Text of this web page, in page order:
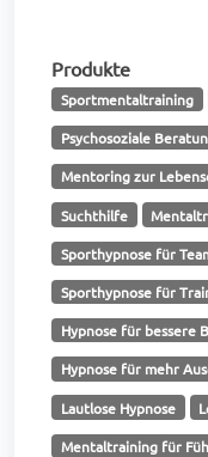
Produkte
Sportmentaltraining
Psychosoziale
Mentoring zur
Suchthilfe
Sporthypnose für
Sporthypnose für
Hypnose für bessere
Hypnose für mehr
Lautlose Hypnose
Mentaltraining für